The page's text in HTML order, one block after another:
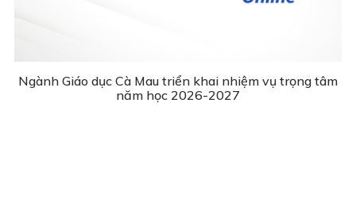
Ngành Giáo dục Cà Mau triển khai nhiệm vụ trọng tâm
năm học 2026-2027